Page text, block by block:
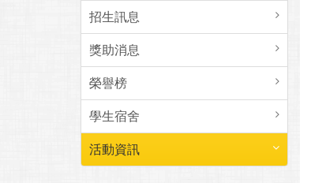
招生訊息
獎助消息
榮譽榜
學生宿舍
活動資訊